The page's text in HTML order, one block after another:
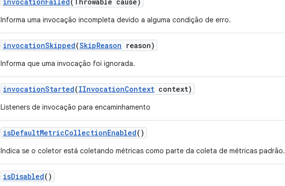
Informa uma invocação incompleta devido a alguma condição de erro.
invocationSkipped(SkipReason reason)
Informa que uma invocação foi ignorada.
invocationStarted(IInvocationContext context)
Listeners de invocação para encaminhamento
isDefaultMetricCollectionEnabled()
Indica se o coletor está coletando métricas como parte da coleta de métricas padrão.
isDisabled()